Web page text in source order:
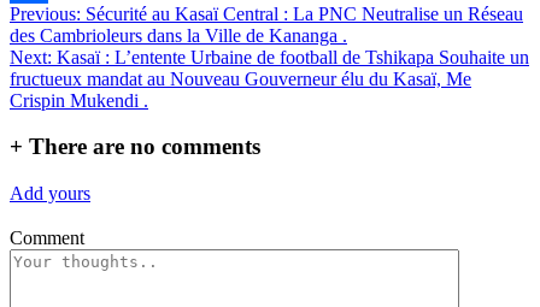
Partager
Navigation
de
l’article
Previous: Sécurité au Kasaï Central : La PNC Neutralise un Réseau
des Cambrioleurs dans la Ville de Kananga .
Next: Kasaï : L’entente Urbaine de football de Tshikapa Souhaite un
fructueux mandat au Nouveau Gouverneur élu du Kasaï, Me
Crispin Mukendi .
+ There are no comments
Add yours
Comment